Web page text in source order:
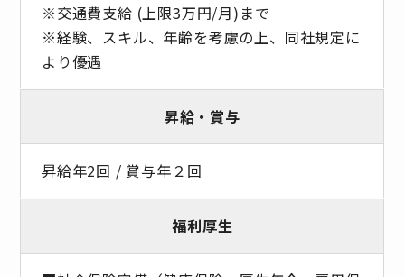
※交通費支給 (上限3万円/月)まで
※経験、スキル、年齢を考慮の上、同社規定に
より優遇
昇給・賞与
昇給年2回 / 賞与年２回
福利厚生